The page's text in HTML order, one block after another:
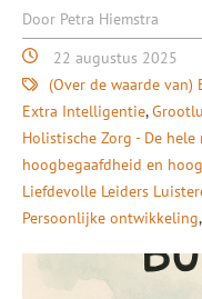
Door Petra Hiemstra
22 augustus 2025
(Over de waarde van)
Extra Intelligentie
Holistische Zorg - De hele
hoogbegaafdheid en
Liefdevolle Leiders
Persoonlijke ontwikkeling